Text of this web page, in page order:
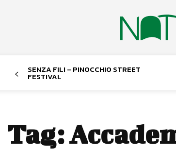
SENZA FILI – PINOCCHIO STREET
FESTIVAL
Tag: